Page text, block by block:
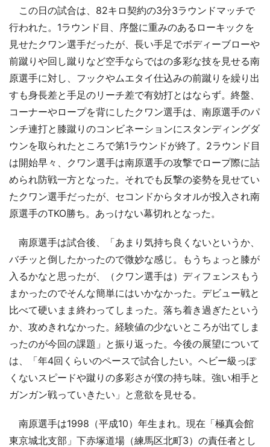
この日の試合は、82キロ契約の3分3ラウンドマッチで
行われた。1ラウンド目、序盤に重みのあるローキックを
見せたクワン選手だったが、長い手足でボディーブローや
前蹴りや回し蹴りなど空手ならではの多彩な技を見せる南
原選手に対し、フックやムエタイ仕込みの前蹴りを繰り出
すも身長差と手足のリーチ差で有効打とはならず。終盤、
コーナーやロープを背にしたクワン選手は、南原選手のパ
ンチ連打と膝蹴りのコンビネーションにスタンディングダ
ウンを取られたところで第1ラウンドが終了。2ラウンド目
は開始早々、クワン選手は南原選手の攻撃でロープ際に詰
められ防戦一方となった。それでも反撃の姿勢を見せてい
たクワン選手だったが、セコンドからタオルが投入され南
原選手のTKO勝ち。あっけない幕切れとなった。
南原選手は試合後、「あまり気持ち良くないというか、
バチッと倒したかったので微妙な感じ。もうちょっと膝が
入るかなと思ったが、（クワン選手は）ディフェンスもう
まかったのでそんな簡単にはいかなかった。デビュー戦と
比べて硬いまま終わってしまった。落ち着き過ぎたという
か、攻めきれなかった。経験値の少ないところが出てしま
ったのが今回の課題」と振り返った。今後の展望について
は、「年4回くらいのペースで試合したい。ヘビー級っぽ
くないスピードや蹴りの多彩さが僕の持ち味。強い相手と
ガンガン戦っていきたい」と意欲を見せる。
南原選手は1998（平成10）年生まれ。現在「極真会館
東京城北支部」下赤塚道場（練馬区北町3）の責任者とし